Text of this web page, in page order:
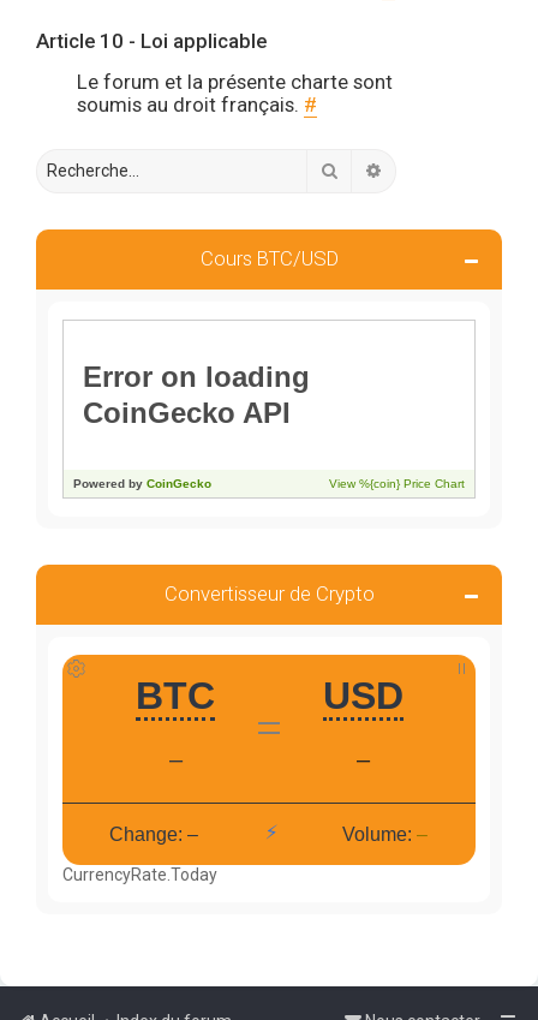
Article 10 - Loi applicable
Le forum et la présente charte sont
soumis au droit français. #
Rechercher
Cours BTC/USD
Convertisseur de Crypto
CurrencyRate.Today